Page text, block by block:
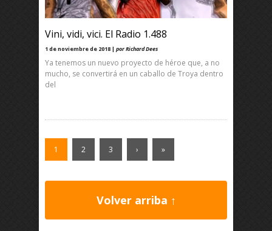
Vini, vidi, vici. El Radio 1.488
1 de noviembre de 2018 | por Richard Dees
Ya tenemos un nuevo proyecto de héroe que, a no
mucho, se convertirá en un caballo de Troya dentro
del
1 2 3 › »
Volver arriba ↑